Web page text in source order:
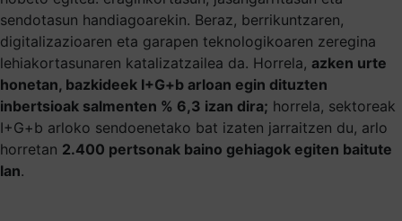
sendotasun handiagoarekin. Beraz, berrikuntzaren,
digitalizazioaren eta garapen teknologikoaren zeregina
lehiakortasunaren katalizatzailea da. Horrela, azken urte
honetan, bazkideek I+G+b arloan egin dituzten
inbertsioak salmenten % 6,3 izan dira; horrela, sektoreak
I+G+b arloko sendoenetako bat izaten jarraitzen du, arlo
horretan 2.400 pertsonak baino gehiagok egiten baitute
lan.